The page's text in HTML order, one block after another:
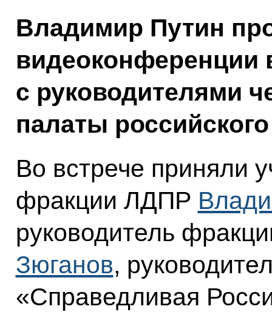
Владимир Путин
видеоконференции
с руководителями
палаты
Во встрече приняли
фракции ЛДПР
руководитель
Зюганов,
«Справедливая